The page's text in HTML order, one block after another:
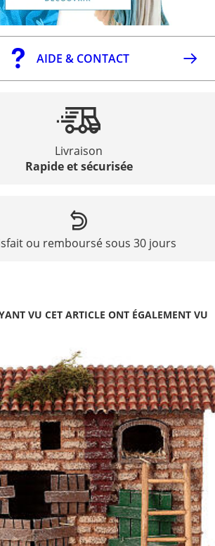
AIDE & CONTACT
Livraison
Rapide et sécurisée
ou remboursé sous 30 jours
VU CET ARTICLE ONT ÉGALEMENT VU